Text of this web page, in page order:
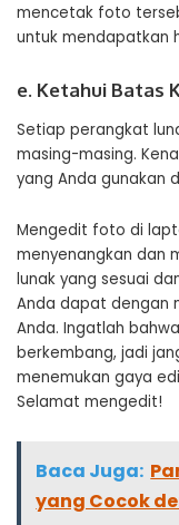
mencetak foto
untuk mendapatkan
e. Ketahui Batas
Setiap perangkat
masing-masing.
yang Anda gunakan
Mengedit foto di
menyenangkan dan
lunak yang sesuai
Anda dapat dengan
Anda. Ingatlah
berkembang, jadi
menemukan gaya
Selamat mengedit!
Baca Juga:
yang Cocok